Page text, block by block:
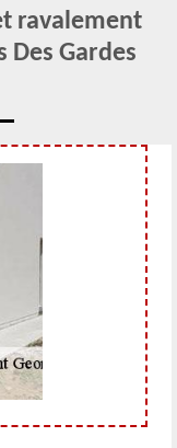
ravalement
Des Gardes